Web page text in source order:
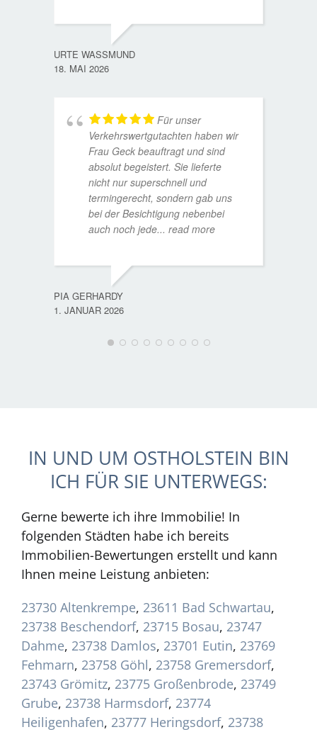
URTE WASSMUND
18. MAI 2026
Für unser
Verkehrswertgutachten haben wir
Frau Geck beauftragt und sind
absolut begeistert. Sie lieferte
nicht nur superschnell und
termingerecht, sondern gab uns
bei der Besichtigung nebenbei
auch noch jede... read more
PIA GERHARDY
1. JANUAR 2026
IN UND UM OSTHOLSTEIN BIN
ICH FÜR SIE UNTERWEGS:
Gerne bewerte ich ihre Immobilie! In
folgenden Städten habe ich bereits
Immobilien-Bewertungen erstellt und kann
Ihnen meine Leistung anbieten:
23730 Altenkrempe, 23611 Bad Schwartau,
23738 Beschendorf, 23715 Bosau, 23747
Dahme, 23738 Damlos, 23701 Eutin, 23769
Fehmarn, 23758 Göhl, 23758 Gremersdorf,
23743 Grömitz, 23775 Großenbrode, 23749
Grube, 23738 Harmsdorf, 23774
Heiligenhafen, 23777 Heringsdorf, 23738